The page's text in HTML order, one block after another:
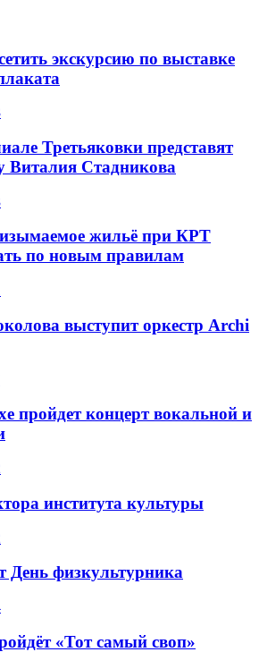
экскурсию по выставке
Третьяковки представят
Виталия Стадникова
жильё при КРТ
по новым правилам
выступит оркестр Archi
пройдет концерт вокальной и
института культуры
День физкультурника
«Тот самый своп»